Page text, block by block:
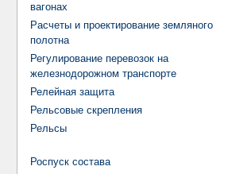
вагонах
Расчеты и проектирование земляного
полотна
Регулирование перевозок на
железнодорожном транспорте
Релейная защита
Рельсовые скрепления
Рельсы
Роспуск состава